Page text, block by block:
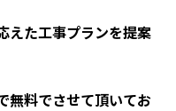
えた工事プランを提案
無料でさせて頂いてお